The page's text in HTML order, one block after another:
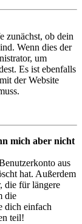
zunächst, ob dein
Wenn dies der
um
Es ist ebenfalls
der Website
mich aber nicht
aus
hat. Außerdem
die für längere
die
dich einfach
teil!